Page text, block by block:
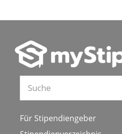
Suche
Für Stipendiengeber